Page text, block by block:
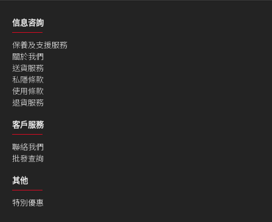
信息咨詢
保養及支援服務
關於我們
送貨服務
私隱條款
使用條款
退貨服務
客戶服務
聯絡我們
批發查詢
其他
特別優惠